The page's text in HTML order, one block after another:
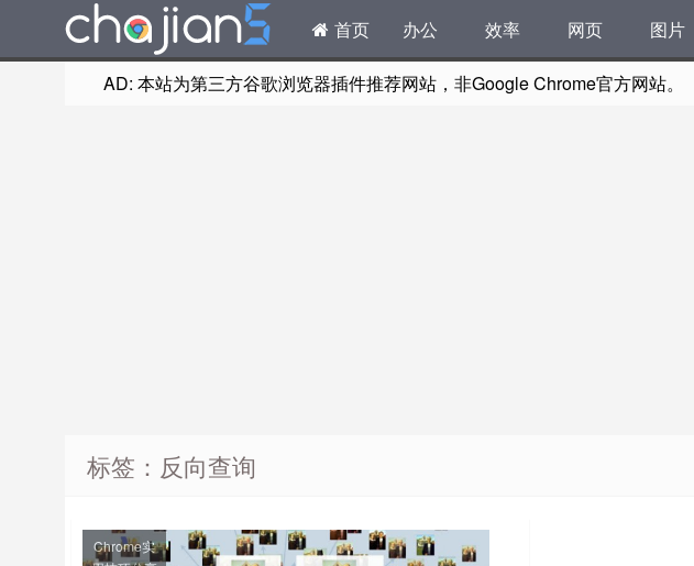
首页 办公 效率 网页 图片
AD: 本站为第三方谷歌浏览器插件推荐网站，非Google Chrome官方网站。
标签：反向查询
Chrome实